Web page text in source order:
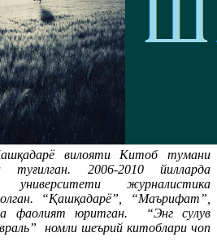
вилояти Китоб тумани
туғилган. 2006-2010 йилларда
журналистика
“Қашқадарё”, “Маърифат”,
фаолият юритган. “Энг сулув
номли шеърий китоблари чоп